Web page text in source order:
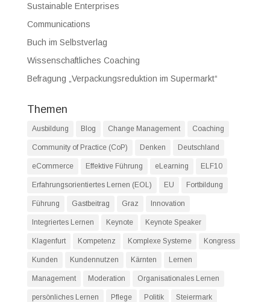
Sustainable Enterprises
Communications
Buch im Selbstverlag
Wissenschaftliches Coaching
Befragung „Verpackungsreduktion im Supermarkt“
Themen
Ausbildung Blog Change Management Coaching
Community of Practice (CoP) Denken Deutschland
eCommerce Effektive Führung eLearning ELF10
Erfahrungsorientiertes Lernen (EOL) EU Fortbildung
Führung Gastbeitrag Graz Innovation
Integriertes Lernen Keynote Keynote Speaker
Klagenfurt Kompetenz Komplexe Systeme Kongress
Kunden Kundennutzen Kärnten Lernen
Management Moderation Organisationales Lernen
persönliches Lernen Pflege Politik Steiermark